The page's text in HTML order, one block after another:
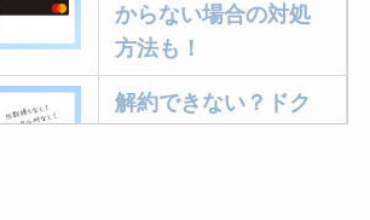
からない場合の対処
方法も！
解約できない？ドク